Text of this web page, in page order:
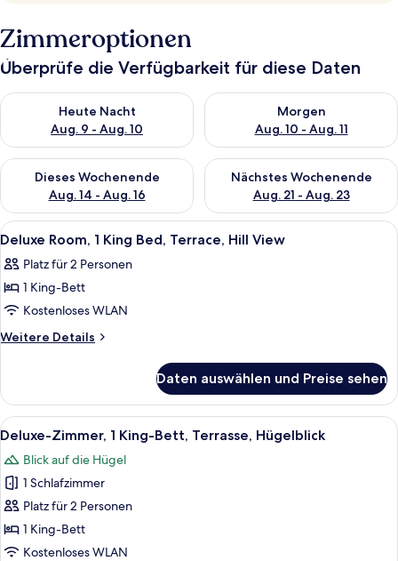
Zimmeroptionen
Überprüfe die Verfügbarkeit für diese Daten
Heute Nacht
Aug. 9 - Aug. 10
Überprüfe die Verfügbarkeit für heute Nacht, Aug. 9 - Aug.
Morgen
Aug. 10 - Aug. 11
Überprüfe die Verfügbarkeit
Dieses Wochenende
Aug. 14 - Aug. 16
Überprüfe die Verfügbarkeit für dieses Wochenende, Aug. 14
Nächstes Wochenende
Aug. 21 - Aug. 23
Überprüfe die Verfügbarkeit
Alle
Fotos
für
Deluxe
Room,
1
Terrace,
Hill
View
anzeigen
Ein Wohnzimmer mit Kamin aus
1
Deluxe Room, 1 King Bed, Terrace, Hill View
Platz für 2 Personen
1 King-Bett
Kostenloses WLAN
Weitere Details
Weitere
Room,
King
Terrace,
Hill
Daten auswählen und Preise sehen
Alle
Fotos
für
Deluxe-
Zimmer,
1 King-
Bett,
Ein Wohnzimmer mit Kamin aus
5
Deluxe-Zimmer, 1 King-Bett, Terrasse, Hügelblick
Blick auf die Hügel
1 Schlafzimmer
Platz für 2 Personen
1 King-Bett
Kostenloses WLAN